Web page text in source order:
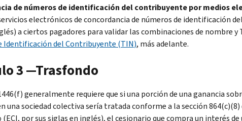
de números de identificación del contribuyente por medios
electrónicos de concordancia de números de identificación
a ciertos pagadores para validar las combinaciones de nombre y
Identificación del Contribuyente (TIN), más adelante.
3 —Trasfondo
generalmente requiere que si una porción de una ganancia
una sociedad colectiva sería tratada conforme a la sección
(ECI, por sus siglas en inglés), el cesionario que compra un interés